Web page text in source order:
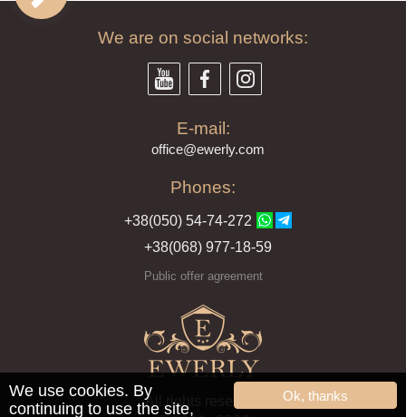
We are on social networks:
E-mail:
office@ewerly.com
Phones:
+38(050) 54-74-272
+38(068) 977-18-59
Public offer agreement
All rights reserved
Ok, thanks
We use cookies. By
continuing to use the site,